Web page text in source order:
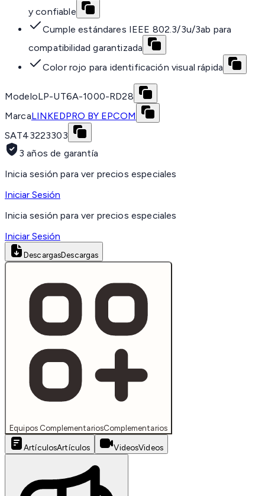
y confiable
Cumple estándares IEEE 802.3/3u/3ab para
compatibilidad garantizada
Color rojo para identificación visual rápida
ModeloLP-UT6A-1000-RD28
MarcaLINKEDPRO BY EPCOM
SAT43223303
3 años de garantía
Inicia sesión para ver precios especiales
Iniciar Sesión
Inicia sesión para ver precios especiales
Iniciar Sesión
DescargasDescargas
Equipos ComplementariosComplementarios
ArtículosArtículos VideosVideos